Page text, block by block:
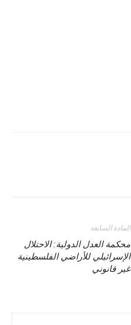
المادة السابقة
محكمة العدل الدولية: الاحتلال
الإسرائيلي للأراضي الفلسطينية
غير قانوني